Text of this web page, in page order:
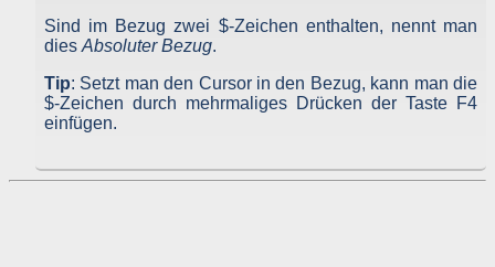
Der Websitebetreiber zeichnet die o. g. Daten selbst auf und
speichert sie für einige Zeit - aus Sicherheitsgründen um Angriffe
zu erkennen, um z. B. Missbrauchsfälle aufklären zu können und
oft aufgerufen werden. Müssen Daten aus Beweisgründen
aufgehoben werden, sind sie solange von der Löschung
ausgenommen bis der Vorfall endgültig geklärt ist.
Sind im Bezug zwei $-Zeichen enthalten, nennt man
dies Absoluter Bezug.
Tip: Setzt man den Cursor in den Bezug, kann man die
$-Zeichen durch mehrmaliges Drücken der Taste F4
einfügen.